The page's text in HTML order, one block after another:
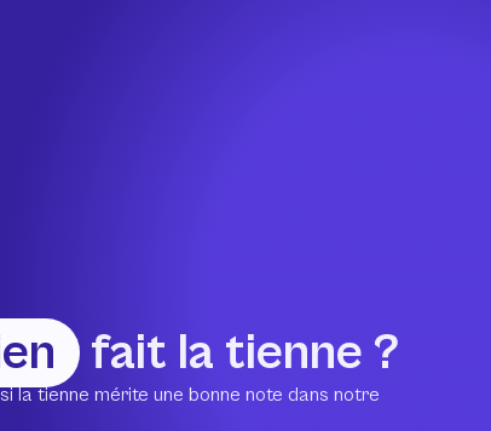
fait la tienne ?
la tienne mérite une bonne note dans notre